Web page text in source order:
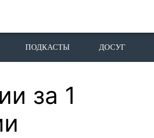
ПОДКАСТЫ ДОСУГ
за 1